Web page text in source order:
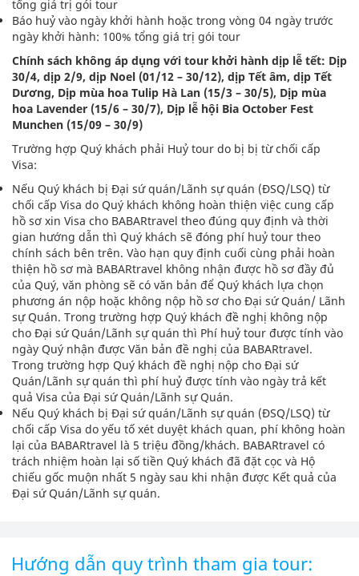
tổng giá trị gói tour
Báo huỷ vào ngày khởi hành hoặc trong vòng 04 ngày trước
ngày khởi hành: 100% tổng giá trị gói tour
Chính sách không áp dụng với tour khởi hành dịp lễ tết: Dịp
30/4, dịp 2/9, dịp Noel (01/12 – 30/12), dịp Tết âm, dịp Tết
Dương, Dịp mùa hoa Tulip Hà Lan (15/3 – 30/5), Dịp mùa
hoa Lavender (15/6 – 30/7), Dịp lễ hội Bia October Fest
Munchen (15/09 – 30/9)
Trường hợp Quý khách phải Huỷ tour do bị bị từ chối cấp
Visa:
Nếu Quý khách bị Đại sứ quán/Lãnh sự quán (ĐSQ/LSQ) từ
chối cấp Visa do Quý khách không hoàn thiện việc cung cấp
hồ sơ xin Visa cho BABARtravel theo đúng quy định và thời
gian hướng dẫn thì Quý khách sẽ đóng phí huỷ tour theo
chính sách bên trên. Vào hạn quy định cuối cùng phải hoàn
thiện hồ sơ mà BABARtravel không nhận được hồ sơ đầy đủ
của Quý, văn phòng sẽ có văn bản để Quý khách lựa chọn
phương án nộp hoặc không nộp hồ sơ cho Đại sứ Quán/ Lãnh
sự Quán. Trong trường hợp Quý khách đề nghị không nộp
cho Đại sứ Quán/Lãnh sự quán thì Phí huỷ tour được tính vào
ngày Quý nhận được Văn bản đề nghị của BABARtravel.
Trong trường hợp Quý khách đề nghị nộp cho Đại sứ
Quán/Lãnh sự quán thì phí huỷ được tính vào ngày trả kết
quả Visa của Đại sứ Quán/Lãnh sự Quán.
Nếu Quý khách bị Đại sứ quán/Lãnh sự quán (ĐSQ/LSQ) từ
chối cấp Visa do yếu tố xét duyệt khách quan, phí không hoàn
lại của BABARtravel là 5 triệu đồng/khách. BABARtravel có
trách nhiệm hoàn lại số tiền Quý khách đã đặt cọc và Hộ
chiếu gốc muộn nhất 5 ngày sau khi nhận được Kết quả của
Đại sứ Quán/Lãnh sự quán.
Hướng dẫn quy trình tham gia tour: